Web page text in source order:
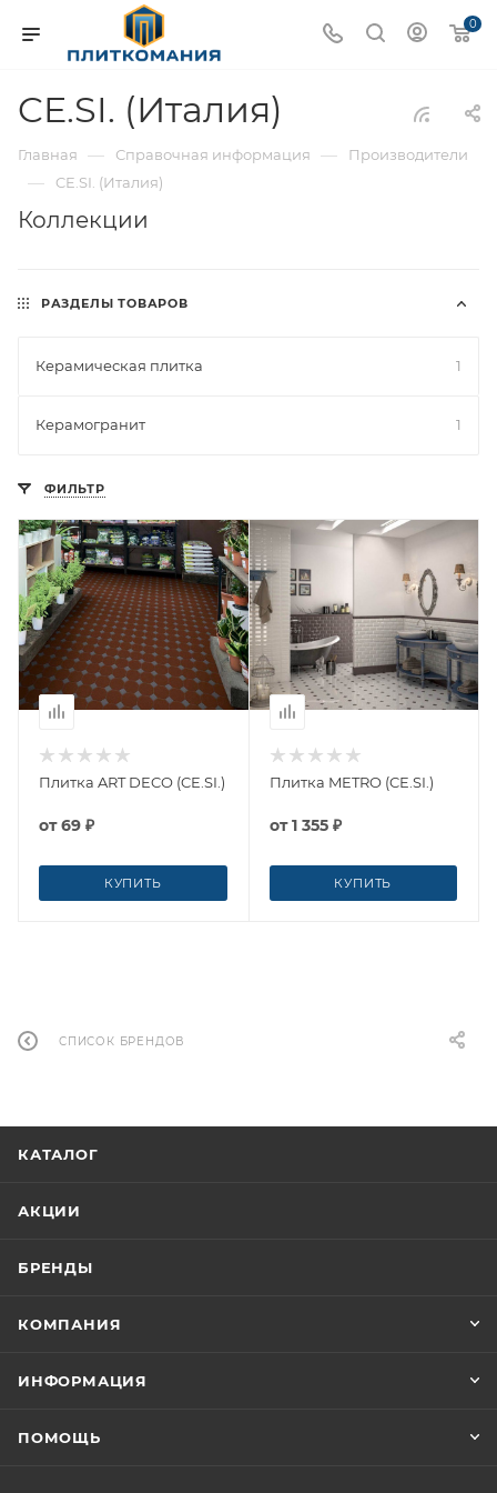
0
CE.SI. (Италия)
Главная — Справочная информация — Производители
— CE.SI. (Италия)
Коллекции
РАЗДЕЛЫ ТОВАРОВ
Керамическая плитка 1
Керамогранит 1
ФИЛЬТР
Плитка ART DECO (CE.SI.)
от69 ₽
КУПИТЬ
Плитка METRO (CE.SI.)
от1 355 ₽
КУПИТЬ
СПИСОК БРЕНДОВ
КАТАЛОГ
АКЦИИ
БРЕНДЫ
КОМПАНИЯ
ИНФОРМАЦИЯ
ПОМОЩЬ